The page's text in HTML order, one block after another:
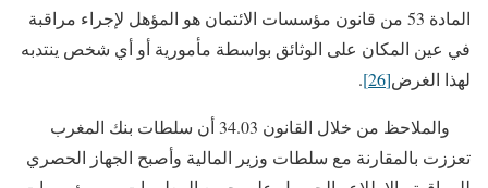
المادة 53 من قانون مؤسسات الائتمان هو المؤهل لإجراء مراقبة
في عين المكان على الوثائق بواسطة مأمورية أو أي شخص ينتدبه
لهذا الغرض[26]
.
والملاحظ من خلال القانون 34.03 أن سلطات بنك المغرب
تعززت بالمقارنة مع سلطات وزير المالية وأصبح الجهاز الحصري